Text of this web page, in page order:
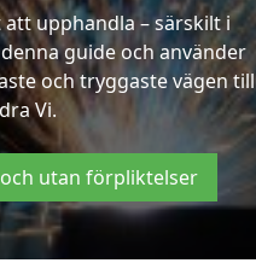
att upphandla – särskilt i
guide och använder
och tryggaste vägen till
Vi.
utan förpliktelser